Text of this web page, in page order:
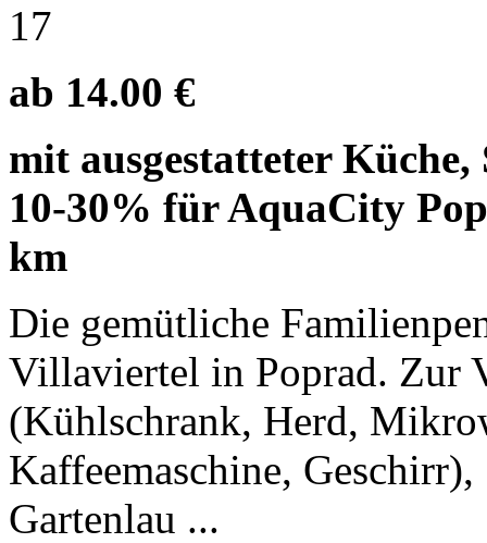
17
ab 14.00 €
mit ausgestatteter
10-30% für AquaCity
km
Die gemütliche
Villaviertel in Poprad. Zur
(Kühlschrank, Herd,
Kaffeemaschine,
Gartenlau ...